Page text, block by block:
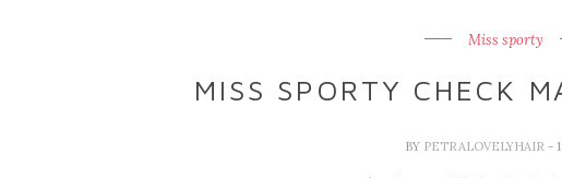
Miss sporty
MISS SPORTY CHECK
BY PETRALOVELYHAIR -